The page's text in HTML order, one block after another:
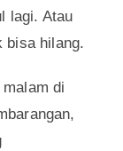
lagi. Atau
bisa hilang.
di